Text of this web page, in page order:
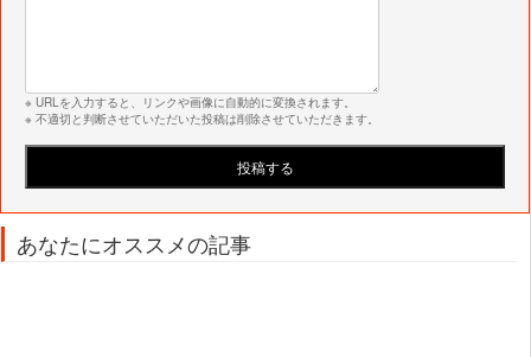
※ URLを入力すると、リンクや画像に自動的に変換されます。
※ 不適切と判断させていただいた投稿は削除させていただきます。
あなたにオススメの記事